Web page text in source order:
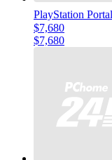
PlayStation
$7,680
$7,680